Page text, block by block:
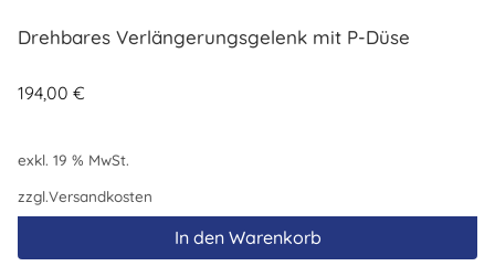
Drehbares Verlängerungsgelenk mit P-Düse
194,00 €
exkl. 19 % MwSt.
zzgl.Versandkosten
In den Warenkorb